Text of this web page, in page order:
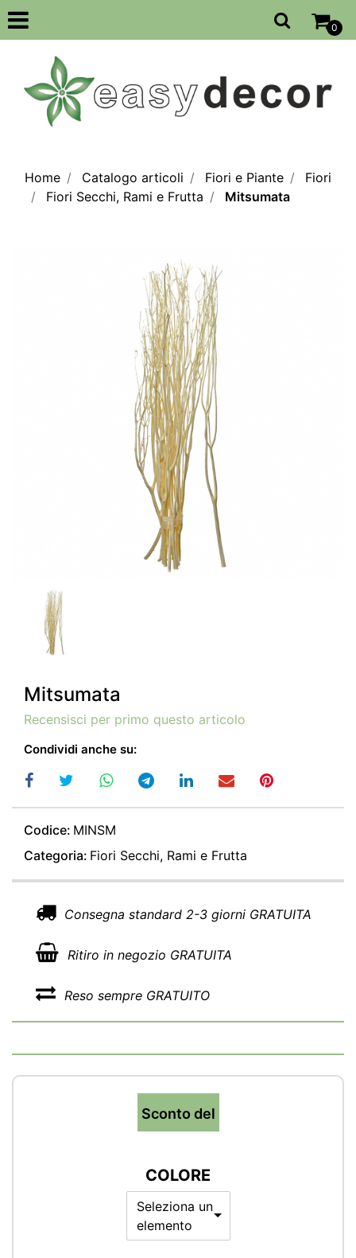
Open
0
Home Catalogo articoli Fiori e Piante
Fiori
Fiori Secchi, Rami e Frutta
Mitsumata
Mitsumata
Recensisci per primo questo articolo
Condividi anche su:
Codice: MINSM
Categoria: Fiori Secchi, Rami e Frutta
Consegna standard 2-3 giorni GRATUITA
Ritiro in negozio GRATUITA
Reso sempre GRATUITO
Sconto del
COLORE
Seleziona un
elemento